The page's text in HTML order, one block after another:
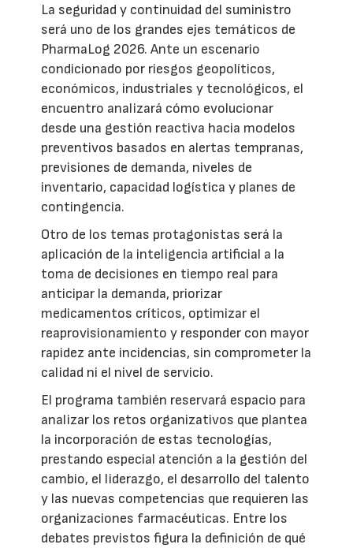
La seguridad y continuidad del suministro
será uno de los grandes ejes temáticos de
PharmaLog 2026. Ante un escenario
condicionado por riesgos geopolíticos,
económicos, industriales y tecnológicos, el
encuentro analizará cómo evolucionar
desde una gestión reactiva hacia modelos
preventivos basados en alertas tempranas,
previsiones de demanda, niveles de
inventario, capacidad logística y planes de
contingencia.
Otro de los temas protagonistas será la
aplicación de la inteligencia artificial a la
toma de decisiones en tiempo real para
anticipar la demanda, priorizar
medicamentos críticos, optimizar el
reaprovisionamiento y responder con mayor
rapidez ante incidencias, sin comprometer la
calidad ni el nivel de servicio.
El programa también reservará espacio para
analizar los retos organizativos que plantea
la incorporación de estas tecnologías,
prestando especial atención a la gestión del
cambio, el liderazgo, el desarrollo del talento
y las nuevas competencias que requieren las
organizaciones farmacéuticas. Entre los
debates previstos figura la definición de qué